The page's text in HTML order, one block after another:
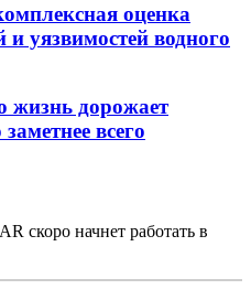
оценка
и уязвимостей водного
жизнь дорожает
всего
скоро начнет работать в